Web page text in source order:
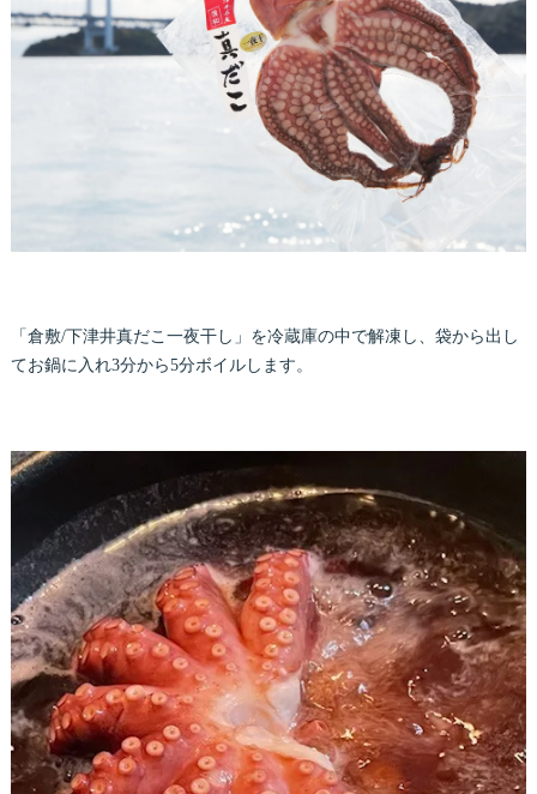
「倉敷/下津井真だこ一夜干し」を冷蔵庫の中で解凍し、袋から出し
てお鍋に入れ3分から5分ボイルします。